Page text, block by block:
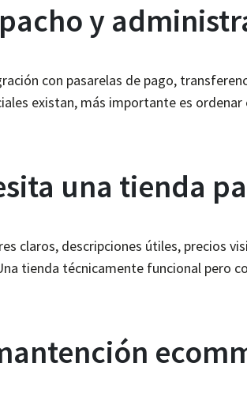
y
con pasarelas de pago,
existan, más importante es
una tienda
claros, descripciones útiles, precios
tienda técnicamente funcional pero